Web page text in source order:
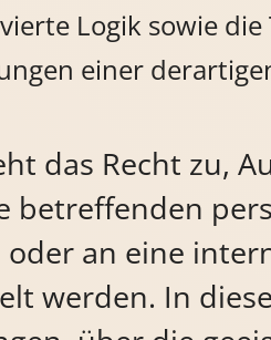
Logik sowie
einer
das Recht zu,
betreffenden
an eine
werden. In